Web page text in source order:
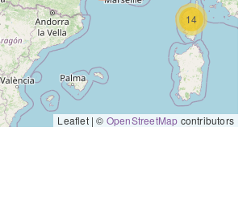
SAINT-GERMAIN-DU-PUY , 18390
02 48 65 01 02
A.3.C.
70 RUE MAYOR DE MONTRICHER
AIX-EN-PROVENCE , 13090
14
Leaflet | © OpenStreetMap contributors